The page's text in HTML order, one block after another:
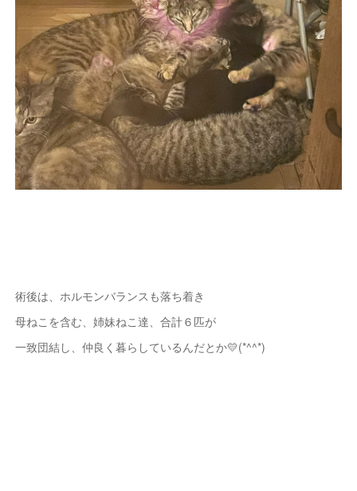
術後は、ホルモンバランスも落ち着き
母ねこを含む、姉妹ねこ達、合計６匹が
一致団結し、仲良く暮らしているんだとか💛(*^^*)